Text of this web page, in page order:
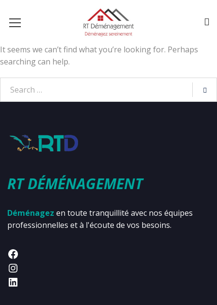
It seems we can’t find what you’re looking for. Perhaps
searching can help.
RT DÉMÉNAGEMENT
Déménagez en toute tranquillité avec nos équipes
professionnelles et à l'écoute de vos besoins.